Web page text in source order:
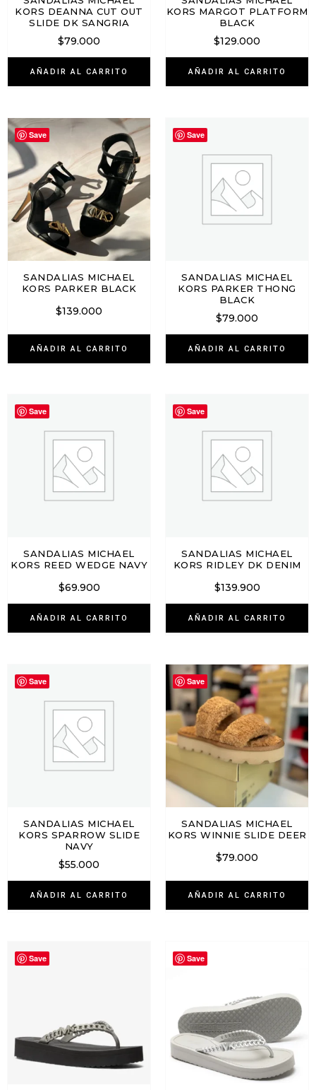
KORS DEANNA CUT OUT
SLIDE DK SANGRIA
$79.000
AÑADIR AL CARRITO
KORS MARGOT PLATFORM
BLACK
$129.000
AÑADIR AL CARRITO
Save
SANDALIAS MICHAEL
KORS PARKER BLACK
$139.000
AÑADIR AL CARRITO
Save
SANDALIAS MICHAEL
KORS PARKER THONG
BLACK
$79.000
AÑADIR AL CARRITO
Save
SANDALIAS MICHAEL
KORS REED WEDGE NAVY
$69.900
AÑADIR AL CARRITO
Save
SANDALIAS MICHAEL
KORS RIDLEY DK DENIM
$139.900
AÑADIR AL CARRITO
Save
SANDALIAS MICHAEL
KORS SPARROW SLIDE
NAVY
$55.000
AÑADIR AL CARRITO
Save
SANDALIAS MICHAEL
KORS WINNIE SLIDE DEER
$79.000
AÑADIR AL CARRITO
Save Save